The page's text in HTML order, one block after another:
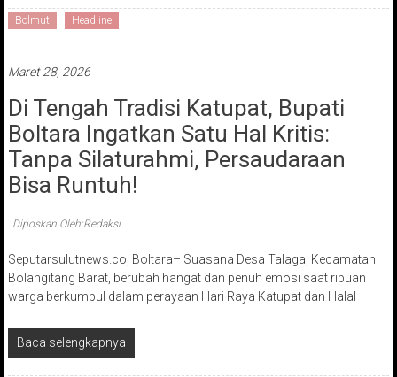
Bolmut Headline
Maret 28, 2026
Di Tengah Tradisi Katupat, Bupati
Boltara Ingatkan Satu Hal Kritis:
Tanpa Silaturahmi, Persaudaraan
Bisa Runtuh!
Diposkan Oleh:Redaksi
Seputarsulutnews.co, Boltara– Suasana Desa Talaga, Kecamatan
Bolangitang Barat, berubah hangat dan penuh emosi saat ribuan
warga berkumpul dalam perayaan Hari Raya Katupat dan Halal
Baca selengkapnya